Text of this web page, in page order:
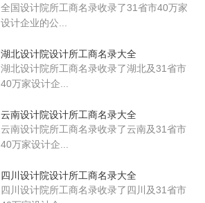
全国设计院所工商名录收录了31省市40万家
设计企业的公...
湖北设计院设计所工商名录大全
湖北设计院所工商名录收录了湖北及31省市
40万家设计企...
云南设计院设计所工商名录大全
云南设计院所工商名录收录了云南及31省市
40万家设计企...
四川设计院设计所工商名录大全
四川设计院所工商名录收录了四川及31省市